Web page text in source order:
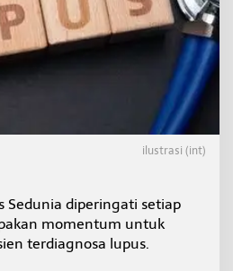
e
ilustrasi (int)
Sedunia diperingati setiap
momentum untuk
terdiagnosa lupus.